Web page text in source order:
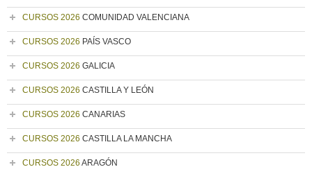
CURSOS 2026 COMUNIDAD VALENCIANA
CURSOS 2026 PAÍS VASCO
CURSOS 2026 GALICIA
CURSOS 2026 CASTILLA Y LEÓN
CURSOS 2026 CANARIAS
CURSOS 2026 CASTILLA LA MANCHA
CURSOS 2026 ARAGÓN